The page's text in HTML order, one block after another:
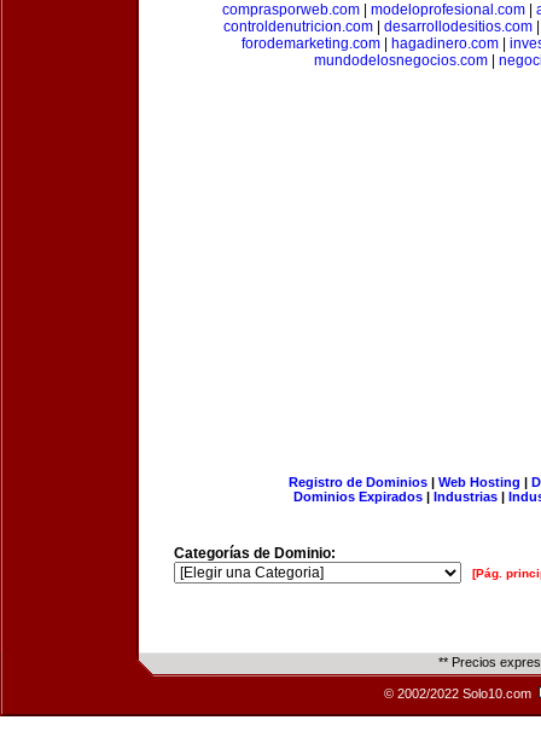
comprasporweb.com| modeloprofesional.com|
controldenutricion.com
desarrollodesitios.com
forodemarketing.com| hagadinero.com|
mundodelosnegocios.com
Registro de Dominios| Web Hosting |
Dominios Expirados | Industrias |
Categorías de Dominio:
[Pág.
** Precios
© 2002/2022 Solo10.com